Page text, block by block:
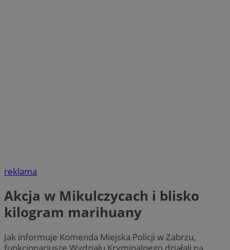
reklama
Akcja w Mikulczycach i blisko
kilogram marihuany
Jak informuje Komenda Miejska Policji w Zabrzu,
funkcjonariusze Wydziału Kryminalnego działali na